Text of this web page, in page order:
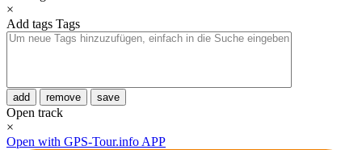
×
Add tags Tags
add remove save
Open track
×
Open with GPS-Tour.info APP